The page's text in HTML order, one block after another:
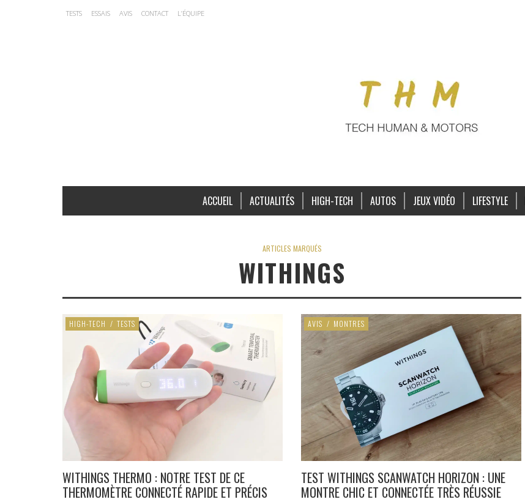
TESTS ESSAIS AVIS CONTACT L’ÉQUIPE
ACCUEIL ACTUALITÉS HIGH-TECH AUTOS JEUX VIDÉO LIFESTYLE
ARTICLES MARQUÉS
WITHINGS
HIGH-TECH / TESTS
WITHINGS THERMO : NOTRE TEST DE CE
THERMOMÈTRE CONNECTÉ RAPIDE ET PRÉCIS
AVIS / MONTRES
TEST WITHINGS SCANWATCH HORIZON : UNE
MONTRE CHIC ET CONNECTÉE TRÈS RÉUSSIE